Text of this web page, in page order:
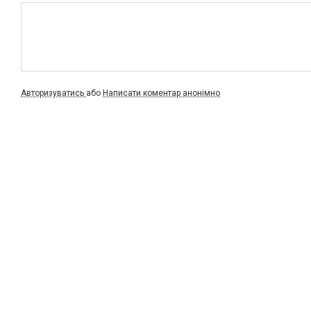
Авторизуватись або Написати коментар анонімно